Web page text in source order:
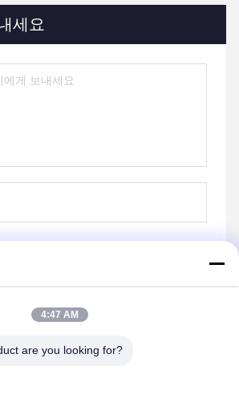
세요
4:47 AM
are you looking for?